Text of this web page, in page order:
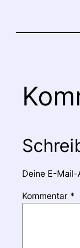
Deine E-
Kommentar *